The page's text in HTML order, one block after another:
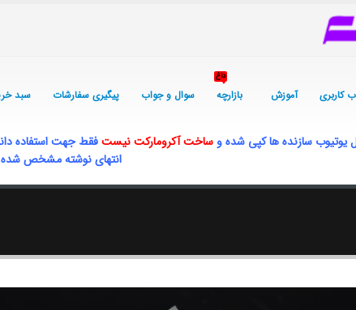
کاربری آموزش بازارچه
داغ
سوال و جواب پیگیری سفارشات سبد
یوتیوب سازنده ها کپی شده و ساخت آکرومارکت نیستفقط جهت استفاده
انتهای نوشته مشخص شده